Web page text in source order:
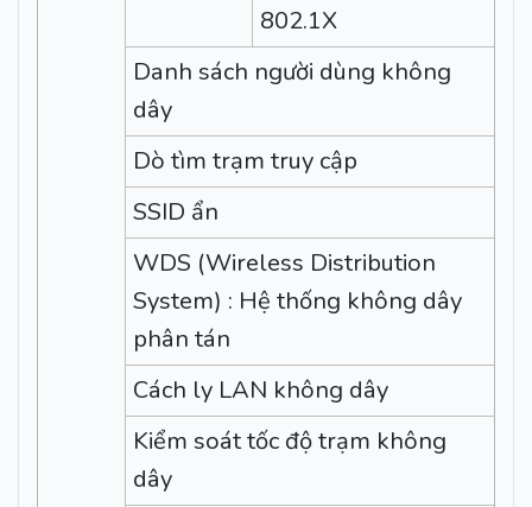
802.1X
Danh sách người dùng không
dây
Dò tìm trạm truy cập
SSID ẩn
WDS (Wireless Distribution
System) : Hệ thống không dây
phân tán
Cách ly LAN không dây
Kiểm soát tốc độ trạm không
dây